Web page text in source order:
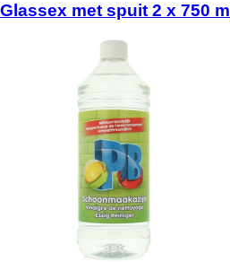
Glassex met spuit 2 x 750 ml